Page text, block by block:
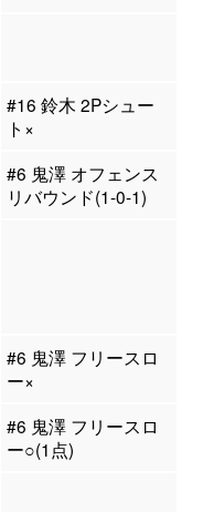
#16 鈴木 2Pシュー
ト×
#6 鬼澤 オフェンス
リバウンド(1-0-1)
#6 鬼澤 フリースロ
ー×
#6 鬼澤 フリースロ
ー○(1点)